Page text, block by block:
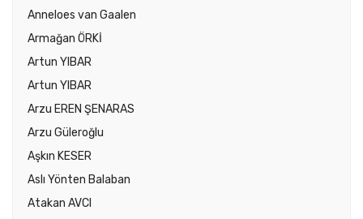
Anneloes van Gaalen
Armağan ÖRKİ
Artun YIBAR
Artun YIBAR
Arzu EREN ŞENARAS
Arzu Güleroğlu
Aşkın KESER
Aslı Yönten Balaban
Atakan AVCI